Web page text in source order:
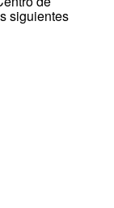
siguientes